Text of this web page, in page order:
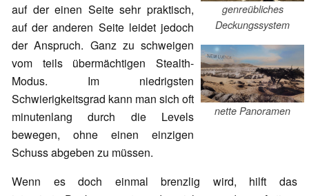
genreübliches
Deckungssystem
nette Panoramen
auf der einen Seite sehr praktisch,
auf der anderen Seite leidet jedoch
der Anspruch. Ganz zu schweigen
vom teils übermächtigen Stealth-
Modus. Im niedrigsten
Schwierigkeitsgrad kann man sich oft
minutenlang durch die Levels
bewegen, ohne einen einzigen
Schuss abgeben zu müssen.
Wenn es doch einmal brenzlig wird, hilft das